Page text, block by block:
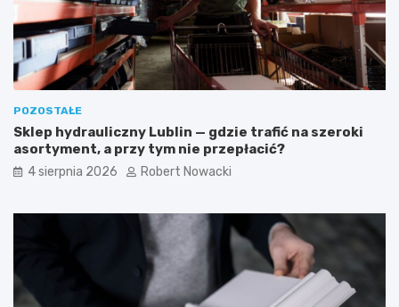
t
y
c
n
e
i
b
c
z
k
a
z
w
k
i
POZOSTAŁE
Sklep hydrauliczny Lublin — gdzie trafić na szeroki
asortyment, a przy tym nie przepłacić?
4 sierpnia 2026 Robert Nowacki